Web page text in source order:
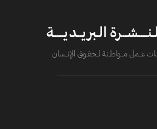
الـبريــديــــة
عــــمل مــــواطــنة لـــحقــوق الإنــــسان